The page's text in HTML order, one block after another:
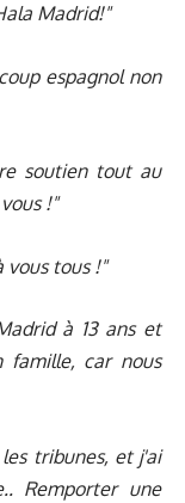
Madrid!"
espagnol non
soutien tout au
!"
vous tous !"
à 13 ans et
famille, car nous
les tribunes, et j'ai
Remporter une